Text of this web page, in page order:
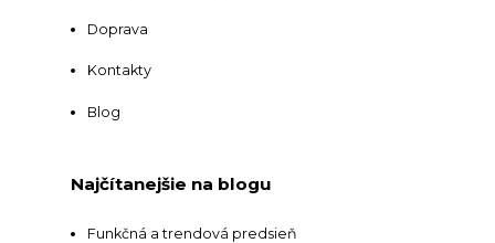
Doprava
Kontakty
Blog
Najčítanejšie na blogu
Funkčná a trendová predsieň